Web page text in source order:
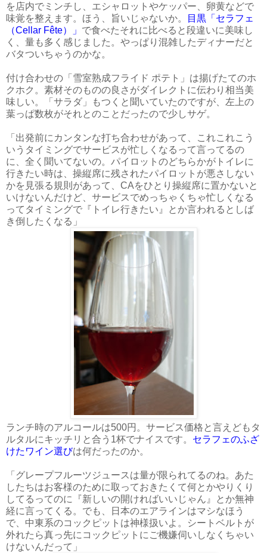
を店内でミンチし、エシャロットやケッパー、卵黄などで
味覚を整えます。ほう、旨いじゃないか。
目黒「セラフェ
（Cellar Fête）」 で食べたそれに比べると段違いに美味し
く、量も多く感じました。やっぱり混雑したディナーだと
バタついちゃうのかな。
付け合わせの「雪室熟成フライド ポテト」は揚げたてのホ
クホク。素材そのものの良さがダイレクトに伝わり相当美
味しい。「サラダ」もつくと聞いていたのですが、左上の
葉っぱ数枚がそれとのことだったので少しサゲ。
「出発前にカンタンな打ち合わせがあって、これこれこう
いうタイミングでサービスが忙しくなるって言ってるの
に、全く聞いてないの。パイロットのどちらかがトイレに
行きたい時は、操縦席に残されたパイロットが悪さしない
かを見張る規則があって、CAをひとり操縦席に置かないと
いけないんだけど、サービスでめっちゃくちゃ忙しくなる
ってタイミングで『トイレ行きたい』とか言われるとしば
き倒したくなる」
ランチ時のアルコールは500円。サービス価格と言えどもタ
ルタルにキッチリと合う1杯でナイスです。 セラフェのふざ
けたワイン選びは何だったのか。
「グレープフルーツジュースは量が限られてるのね。あた
したちはお客様のために取っておきたくて何とかやりくり
してるってのに『新しいの開ければいいじゃん』とか無神
経に言ってくる。でも、日本のエアラインはマシなほう
で、中東系のコックピットは神様扱いよ。シートベルトが
外れたら真っ先にコックピットにご機嫌伺いしなくちゃい
けないんだって」